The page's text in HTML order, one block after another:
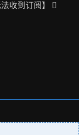
收到订阅】